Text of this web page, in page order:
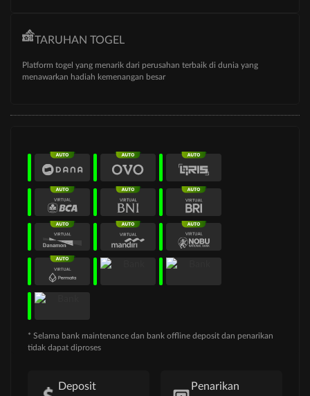
TARUHAN TOGEL
Platform togel yang menarik dari perusahan terbaik di dunia yang
menawarkan hadiah kemenangan besar
* Selama bank maintenance dan bank offline deposit dan penarikan
tidak dapat diproses
Deposit Penarikan